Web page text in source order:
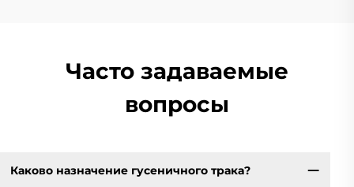
Часто задаваемые
вопросы
Каково назначение гусеничного трака?